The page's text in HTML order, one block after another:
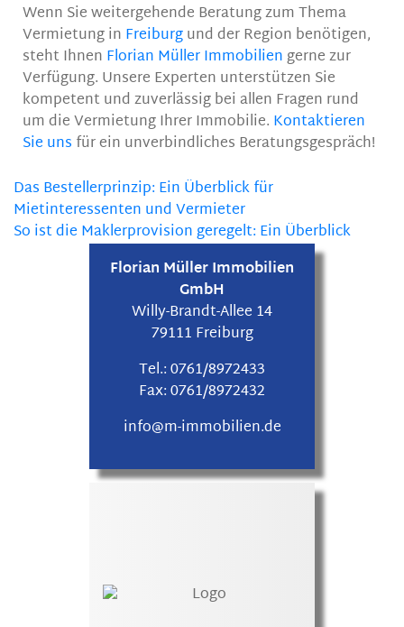
Wenn Sie weitergehende Beratung zum Thema
Vermietung in Freiburgund der Region benötigen,
steht Ihnen Florian Müller Immobiliengerne zur
Verfügung. Unsere Experten unterstützen Sie
kompetent und zuverlässig bei allen Fragen rund
um die Vermietung Ihrer Immobilie. Kontaktieren
Sie uns für ein unverbindliches Beratungsgespräch!
Das Bestellerprinzip: Ein Überblick für
Mietinteressenten und Vermieter
So ist die Maklerprovision geregelt: Ein Überblick
Florian Müller Immobilien
GmbH
Willy-Brandt-Allee 14
79111 Freiburg
Tel.:0761/8972433
Fax:0761/8972432
info@m-immobilien.de